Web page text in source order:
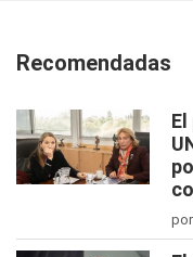
Recomendadas